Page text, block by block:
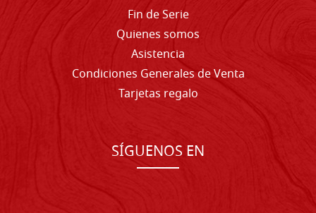
Fin de Serie
Quienes somos
Asistencia
Condiciones Generales de Venta
Tarjetas regalo
SÍGUENOS EN